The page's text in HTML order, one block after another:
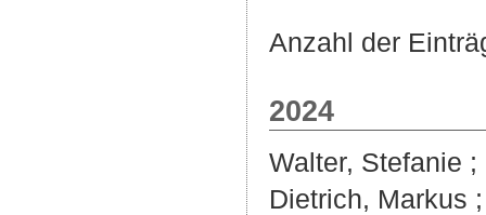
Anzahl der
2024
Walter, Stefanie ;
Dietrich, Markus